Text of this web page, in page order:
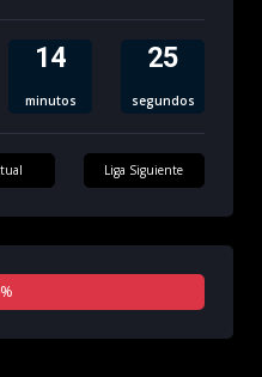
14
minutos
24
segundos
Liga Siguiente